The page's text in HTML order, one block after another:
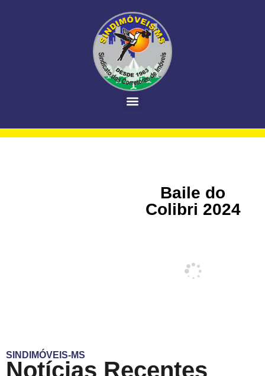
Baile do
Colibri 2024
SINDIMÓVEIS-MS
Notícias Recentes